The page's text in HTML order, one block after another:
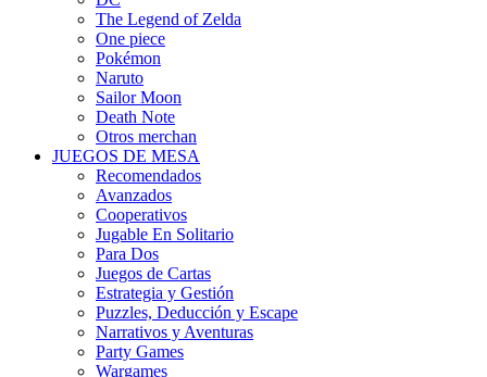
The Legend of Zelda
One piece
Pokémon
Naruto
Sailor Moon
Death Note
Otros merchan
JUEGOS DE MESA
Recomendados
Avanzados
Cooperativos
Jugable En Solitario
Para Dos
Juegos de Cartas
Estrategia y Gestión
Puzzles, Deducción y Escape
Narrativos y Aventuras
Party Games
Wargames